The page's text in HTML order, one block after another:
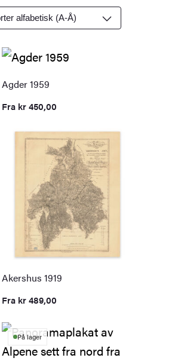
Agder 1959
Fra kr450,00
Akershus 1919
Fra kr489,00
På lager